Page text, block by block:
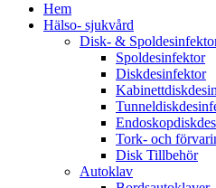
Hem
Hälso- sjukvård
Disk- &
Spoldesinfektor
Diskdesinfektor
Tork- och
Disk Tillbehör
Autoklav